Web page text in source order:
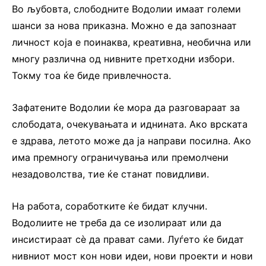
Во љубовта, слободните Водолии имаат големи
шанси за нова приказна. Можно е да запознаат
личност која е поинаква, креативна, необична или
многу различна од нивните претходни избори.
Токму тоа ќе биде привлечноста.
Зафатените Водолии ќе мора да разговараат за
слободата, очекувањата и иднината. Ако врската
е здрава, летото може да ја направи посилна. Ако
има премногу ограничувања или премолчени
незадоволства, тие ќе станат повидливи.
На работа, соработките ќе бидат клучни.
Водолиите не треба да се изолираат или да
инсистираат сè да прават сами. Луѓето ќе бидат
нивниот мост кон нови идеи, нови проекти и нови